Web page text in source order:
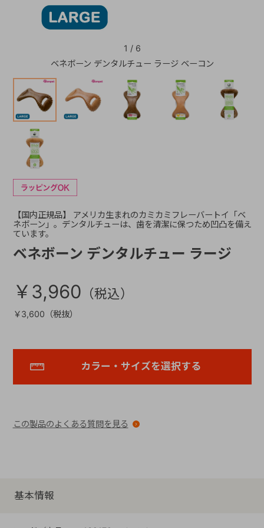
ベネボーン デンタルチュー ラージ ベーコン
1 / 6
ベネボーン デンタルチュー ラージ
【国内正規品】 アメリカ生まれのカミカミフレーバートイ「ベ
ネボーン」。デンタルチューは、歯を清潔に保つため凹凸を備え
ています。
￥3,960
￥3,600（税抜）
カラー・サイズを選択する
この製品のよくある質問を見る
基本情報